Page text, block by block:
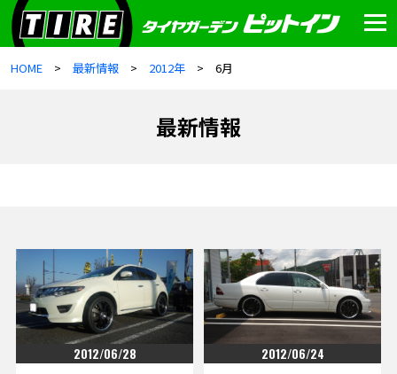
HOME 最新情報 2012年 6月
最新情報
2012/06/28 2012/06/24